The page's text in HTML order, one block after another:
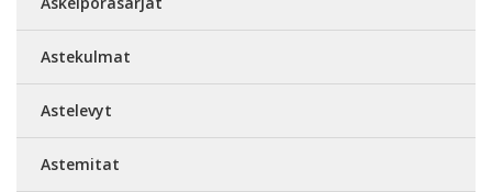
Astekulmat
Astelevyt
Astemitat